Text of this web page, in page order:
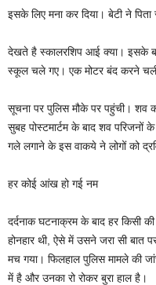
इसके लिए मना कर दिया। बेटी ने
देखते है स्कालरशिप आई क्या। इसके
स्कूल चले गए। एक मोटर बंद करने
सूचना पर पुलिस मौके पर पहुंची। शव
सुबह पोस्टमार्टम के बाद शव परिजनों
गले लगाने के इस वाकये ने लोगों को
हर कोई आंख हो गई नम
दर्दनाक घटनाक्रम के बाद हर किसी
होनहार थी, ऐसे में उसने जरा सी
मच गया। फिलहाल पुलिस मामले की
में है और उनका रो रोकर बुरा हाल है।